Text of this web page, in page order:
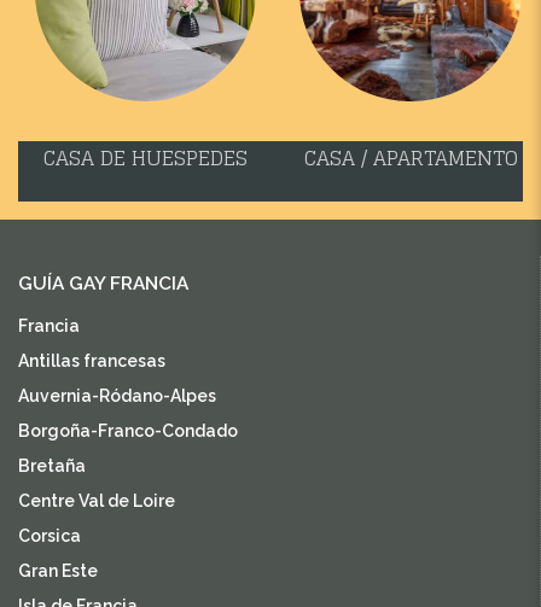
CASA DE HUESPEDES CASA / APARTAMENTO
GUÍA GAY FRANCIA
Francia
Antillas francesas
Auvernia-Ródano-Alpes
Borgoña-Franco-Condado
Bretaña
Centre Val de Loire
Corsica
Gran Este